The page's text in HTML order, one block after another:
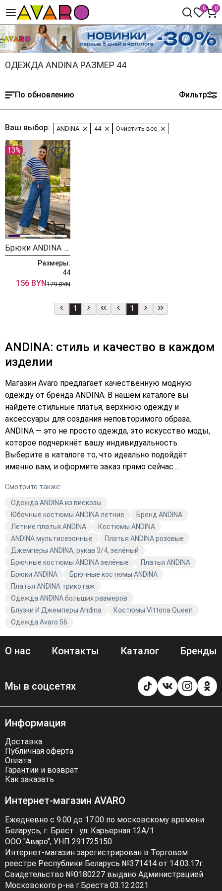
0 0
ОДЕЖДА ANDINA РАЗМЕР 44
По обновлению Фильтр
Ваш выбор: ANDINA 44 Очистить все
13%
Брюки ANDINA 231 индиго
Размеры:
44
156 BYN179 BYN
1 1
ANDINA: стиль и качество в каждом
изделии
Магазин Avaro предлагает качественную модную
одежду от бренда ANDINA. В нашем каталоге вы
найдёте стильные платья, верхнюю одежду и
аксессуары для создания неповторимого образа.
ANDINA — это не просто одежда, это искусство моды,
которое подчеркнёт вашу индивидуальность.
Выберите в каталоге то, что идеально подойдёт
именно вам, и оформите заказ прямо сейчас.
последним трендам, и станьте звездой любого
мероприятия. Заказывайте качественную одежду от
ANDINA и наслаждайтесь комфортом и стилем каждый
день!
Смотрите также:
Одежда ANDINA из вискозы
Юбочные костюмы ANDINA летние
Бренд ANDINA
Летние платья ANDINA
Костюмы ANDINA
ANDINA мультисезонные
Платья ANDINA розовые
Джемперы ANDINA, рукав 3/4, зелёный
Брючные костюмы ANDINA зелёные
Платья ANDINA
Брюки ANDINA
Брючные костюмы ANDINA
Платья ANDINA трикотаж
Одежда ANDINA больших размеров
Блузки И Джемперы Andina
Костюмы Vittoria Queen
Одежда Avaro 56
О нас Контакты Каталог Бренды
Мы в соцсетях
Информация
Доставка
Публичная оферта
Оплата
Гарантии и возврат
Как заказать
Интернет-магазин AVARO
Ежедневно с 9.00 до 17.00 по московскому времени
Беларусь, г. Брест . ул. Карьерная 12А/1
ООО "Аваро", УНП 291725150
Интернет-магазин зарегистрирован в Торговом
реестре Республики Беларусь №371414 от 14.03.17г.
Свидетельство №0180227 выдано Администрацией
Московского р-на г.Бреста 03.12.2021